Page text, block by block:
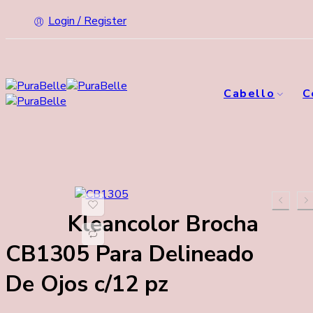
Login / Register
Cabello
Kleancolor Brocha
CB1305 Para Delineado
De Ojos c/12 pz